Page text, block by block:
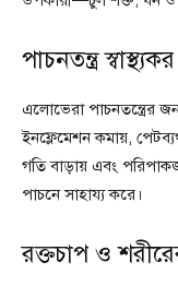
পাচনতন্ত্র
এলোভেরা পাচনতন্ত্রের
ইনফ্লেমেশন কমায়,
গতি বাড়ায় এবং
পাচনে সাহায্য করে।
রক্তচাপ ও